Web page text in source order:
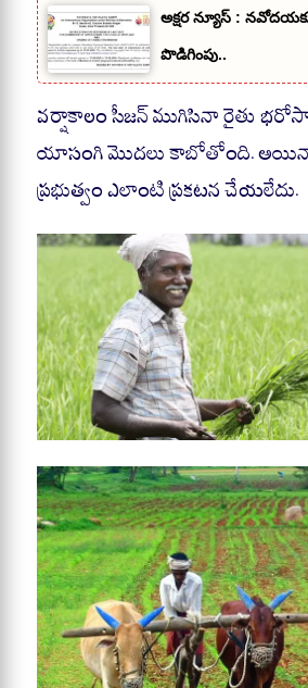
అక్షర న్యూస్ :
పొడిగింపు..
వర్షాకాలం సీజన్ ముగిసినా రైతు భరోసా
యాసంగి మొదలు కాబోతోంది.
ప్రభుత్వం ఎలాంటి ప్రకటన చేయలేదు.